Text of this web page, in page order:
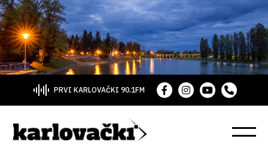
PRVI KARLOVAČKI 90.1FM